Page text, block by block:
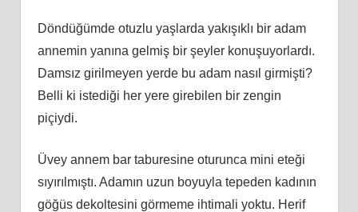
Döndüğümde otuzlu yaşlarda yakışıklı bir adam
annemin yanına gelmiş bir şeyler konuşuyorlardı.
Damsız girilmeyen yerde bu adam nasıl girmişti?
Belli ki istediği her yere girebilen bir zengin
piçiydi.
Üvey annem bar taburesine oturunca mini eteği
sıyırılmıştı. Adamın uzun boyuyla tepeden kadının
göğüs dekoltesini görmeme ihtimali yoktu. Herif